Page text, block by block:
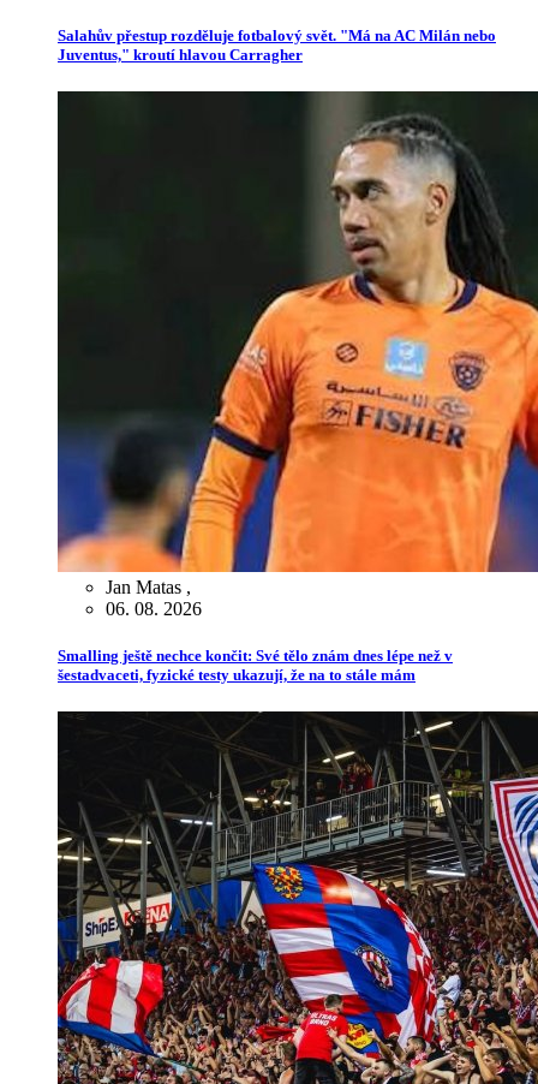
Salahův přestup rozděluje fotbalový svět. "Má na AC Milán nebo
Juventus," kroutí hlavou Carragher
Jan Matas ,
06. 08. 2026
Smalling ještě nechce končit: Své tělo znám dnes lépe než v
šestadvaceti, fyzické testy ukazují, že na to stále mám